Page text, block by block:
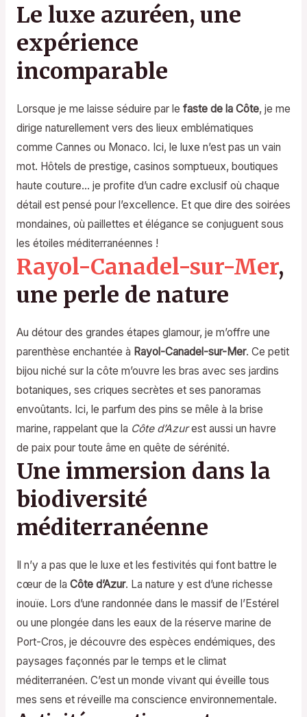
Le luxe azuréen, une
expérience
incomparable
Lorsque je me laisse séduire par le faste de la Côte, je me
dirige naturellement vers des lieux emblématiques
comme Cannes ou Monaco. Ici, le luxe n’est pas un vain
mot. Hôtels de prestige, casinos somptueux, boutiques
haute couture… je profite d’un cadre exclusif où chaque
détail est pensé pour l’excellence. Et que dire des soirées
mondaines, où paillettes et élégance se conjuguent sous
les étoiles méditerranéennes !
Rayol-Canadel-sur-Mer,
une perle de nature
Au détour des grandes étapes glamour, je m’offre une
parenthèse enchantée à Rayol-Canadel-sur-Mer. Ce petit
bijou niché sur la côte m’ouvre les bras avec ses jardins
botaniques, ses criques secrètes et ses panoramas
envoûtants. Ici, le parfum des pins se mêle à la brise
marine, rappelant que la Côte d’Azurest aussi un havre
de paix pour toute âme en quête de sérénité.
Une immersion dans la
biodiversité
méditerranéenne
Il n’y a pas que le luxe et les festivités qui font battre le
cœur de la Côte d’Azur. La nature y est d’une richesse
inouïe. Lors d’une randonnée dans le massif de l’Estérel
ou une plongée dans les eaux de la réserve marine de
Port-Cros, je découvre des espèces endémiques, des
paysages façonnés par le temps et le climat
méditerranéen. C’est un monde vivant qui éveille tous
mes sens et réveille ma conscience environnementale.